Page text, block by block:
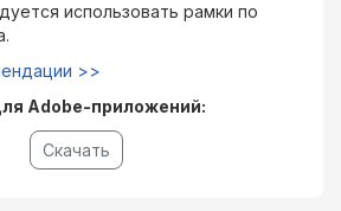
использовать рамки по
>>
Adobe-приложений:
Скачать